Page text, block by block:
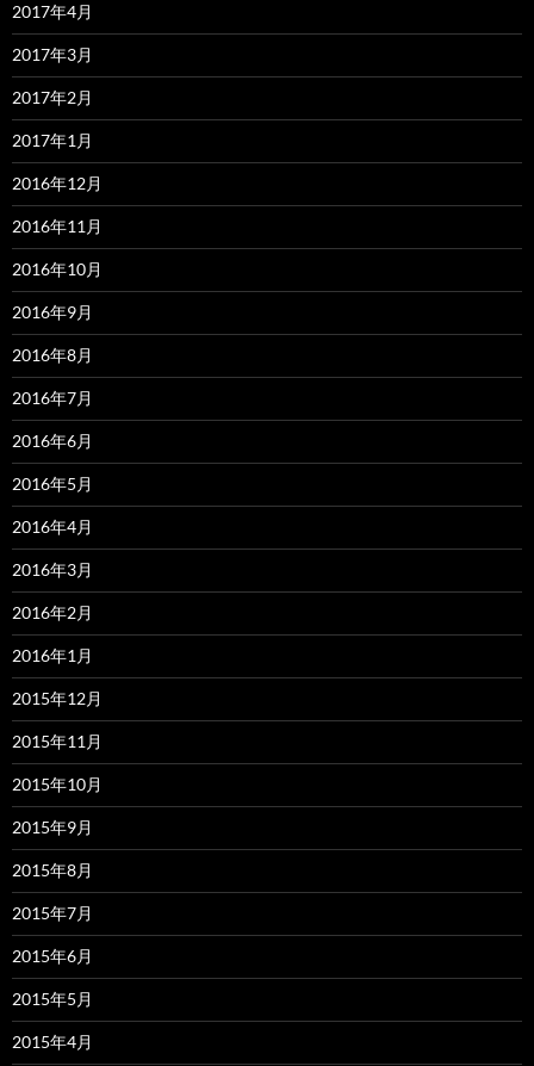
2017年4月
2017年3月
2017年2月
2017年1月
2016年12月
2016年11月
2016年10月
2016年9月
2016年8月
2016年7月
2016年6月
2016年5月
2016年4月
2016年3月
2016年2月
2016年1月
2015年12月
2015年11月
2015年10月
2015年9月
2015年8月
2015年7月
2015年6月
2015年5月
2015年4月